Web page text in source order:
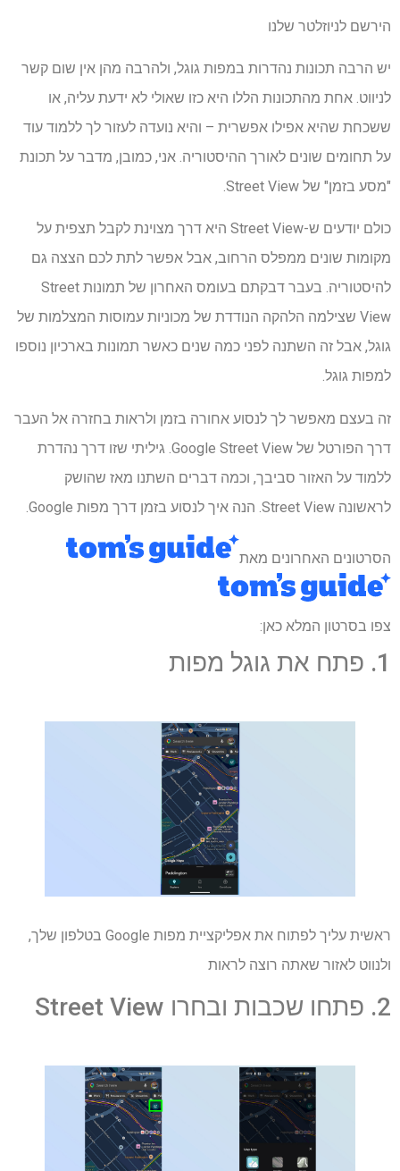
הירשם לניוזלטר שלנו
יש הרבה תכונות נהדרות במפות גוגל, ולהרבה מהן אין שום קשר
לניווט. אחת מהתכונות הללו היא כזו שאולי לא ידעת עליה, או
ששכחת שהיא אפילו אפשרית – והיא נועדה לעזור לך ללמוד עוד
על תחומים שונים לאורך ההיסטוריה. אני, כמובן, מדבר על תכונת
"מסע בזמן" של Street View.
כולם יודעים ש-Street View היא דרך מצוינת לקבל תצפית על
מקומות שונים ממפלס הרחוב, אבל אפשר לתת לכם הצצה גם
להיסטוריה. בעבר דבקתם בעומס האחרון של תמונות Street
View שצילמה הלהקה הנודדת של מכוניות עמוסות המצלמות של
גוגל, אבל זה השתנה לפני כמה שנים כאשר תמונות בארכיון נוספו
למפות גוגל.
זה בעצם מאפשר לך לנסוע אחורה בזמן ולראות בחזרה אל העבר
דרך הפורטל של Google Street View. גיליתי שזו דרך נהדרת
ללמוד על האזור סביבך, וכמה דברים השתנו מאז שהושק
לראשונה Street View. הנה איך לנסוע בזמן דרך מפות Google.
הסרטונים האחרונים מאת
צפו בסרטון המלא כאן:
1. פתח את גוגל מפות
ראשית עליך לפתוח את אפליקציית מפות Google בטלפון שלך,
ולנווט לאזור שאתה רוצה לראות
2. פתחו שכבות ובחרו Street View